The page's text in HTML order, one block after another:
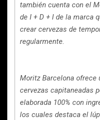
también cuenta con el
de I + D + I de la marca
crear cervezas de
regularmente.
Moritz Barcelona ofrece
cervezas capitaneadas
elaborada 100% con
los cuales destaca el